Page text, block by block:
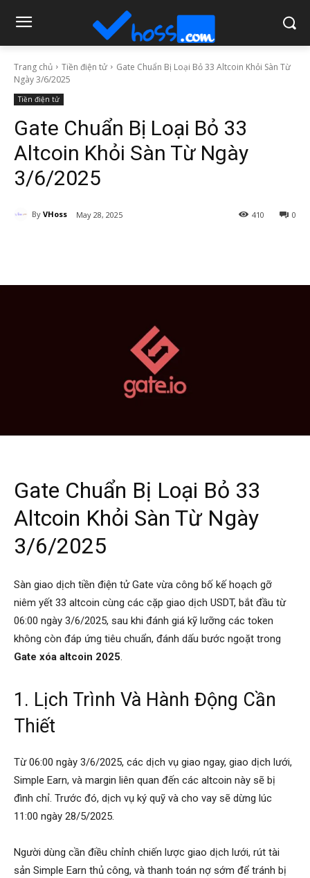
Trang chủ Tiền điện tử
Gate Chuẩn Bị Loại Bỏ 33 Altcoin Khỏi Sàn Từ
Ngày 3/6/2025
Tiền điện tử
Gate Chuẩn Bị Loại Bỏ 33
Altcoin Khỏi Sàn Từ Ngày
3/6/2025
By VHoss May 28, 2025 0
410
Gate Chuẩn Bị Loại Bỏ 33
Altcoin Khỏi Sàn Từ Ngày
3/6/2025
Sàn giao dịch tiền điện tử Gate vừa công bố kế hoạch gỡ
niêm yết 33 altcoin cùng các cặp giao dịch USDT, bắt đầu từ
06:00 ngày 3/6/2025, sau khi đánh giá kỹ lưỡng các token
không còn đáp ứng tiêu chuẩn, đánh dấu bước ngoặt trong
Gate xóa altcoin 2025.
1. Lịch Trình Và Hành Động Cần
Thiết
Từ 06:00 ngày 3/6/2025, các dịch vụ giao ngay, giao dịch lưới,
Simple Earn, và margin liên quan đến các altcoin này sẽ bị
đình chỉ. Trước đó, dịch vụ ký quỹ và cho vay sẽ dừng lúc
11:00 ngày 28/5/2025.
Người dùng cần điều chỉnh chiến lược giao dịch lưới, rút tài
sản Simple Earn thủ công, và thanh toán nợ sớm để tránh bị